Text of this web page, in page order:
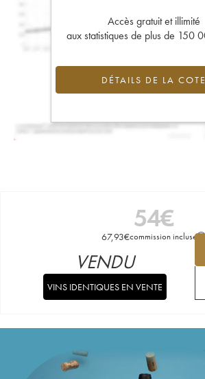
Accès gratuit et illimité
aux statistiques de plus de 150
DÉTAILS DE LA COTE
54€
67,93€commission incluse
VENDU
VINS IDENTIQUES EN VENTE